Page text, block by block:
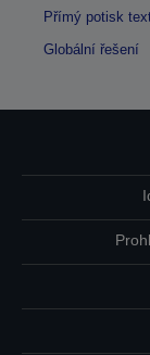
Přímý potisk
Globální řešení